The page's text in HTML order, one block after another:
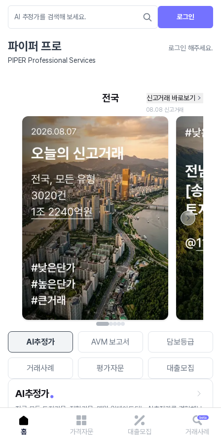
로그인
파이퍼 프로
로그인 해주세요.
PIPER Professional Services
AI추정가 AVM 보고서 담보등급
거래사례 평가자문 대출모집
AI추정가
전국 모든 토지건물, 집합건물, 매월 업데이트되는 AI추정가를 경험해보
세요.
네이버 지도 연결 안내
현재 네이버 지도 연결이 원활하지 않아 지도를 불러올 수 없습니다.
이용에 불편을 드려 죄송합니다.
다시 시도
홈 가격자문 대출모집 거래사례